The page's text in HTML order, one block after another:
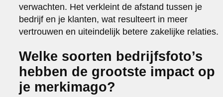
verwachten. Het verkleint de afstand tussen je
bedrijf en je klanten, wat resulteert in meer
vertrouwen en uiteindelijk betere zakelijke relaties.
Welke soorten bedrijfsfoto’s
hebben de grootste impact op
je merkimago?